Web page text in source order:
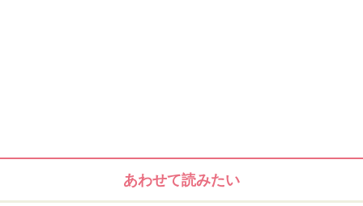
が多い、常に調味料をたっぷり、という方は要注意。塩
分がむくみの原因になります。
あわせて読みたい